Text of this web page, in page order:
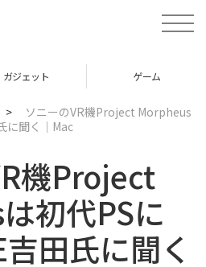
t
o
v
ガジェット ゲーム
>
ソニーのVR機Project Morpheus
に聞く｜Mac
機Project
初代PSに
田氏に聞く